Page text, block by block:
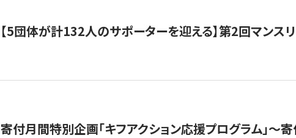
【5団体が計132人のサポーターを迎える】第2回マンス
寄付月間特別企画「キフアクション応援プログラム」〜